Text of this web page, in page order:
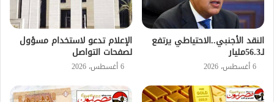
النقد الأجنبي..الاحتياطي يرتفع
لـ56.3مليار
6 أغسطس، 2026
الإعلام تدعو لاستخدام مسؤول
لصفحات التواصل
6 أغسطس، 2026